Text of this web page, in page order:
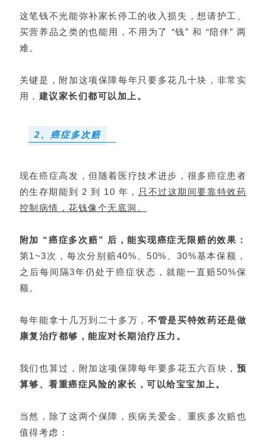
这笔钱不光能弥补家长停工的收入损失，想请护工、
买营养品之类的也能用，不用为了 “钱” 和 “陪伴” 两
难。
关键是，附加这项保障每年只要多花几十块，非常实
用， 建议家长们都可以加上。
2、癌症多次赔
现在癌症高发，但随着医疗技术进步，很多癌症患者
的生存期能到 2 到 10 年， 只不过这期间要靠特效药
控制病情，花钱像个无底洞。
附加 “癌症多次赔” 后，能实现癌症无限赔的效果：
第1~3次，每次分别赔40%、50%、30%基本保额，
之后每间隔3年仍处于癌症状态，就能一直赔50%保
额。
每年能拿十几万到二十多万，不管是买特效药还是做
康复治疗都够，能应对长期治疗压力。
我们也算过，附加这项保障每年要多花五六百块， 预
算够、看重癌症风险的家长，可以给宝宝加上。
当然，除了这两个保障，疾病关爱金、重疾多次赔也
值得考虑：